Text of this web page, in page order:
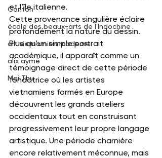
Canton
école des beaux-arts de l'Indochine
art vietnamien moderne
alix aymé
Mai Thu
et l’île italienne.
Cette provenance singulière éclaire
profondément la nature du dessin.
Plus qu’un simple portrait
académique, il apparaît comme un
témoignage direct de cette période
fondatrice où les artistes
vietnamiens formés en Europe
découvrent les grands ateliers
occidentaux tout en construisant
progressivement leur propre langage
artistique. Une période charnière
encore relativement méconnue, mais